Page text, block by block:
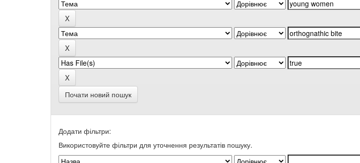
Почати новий пошук
Додати фільтри:
Використовуйте фільтри для уточнення результатів пошуку.